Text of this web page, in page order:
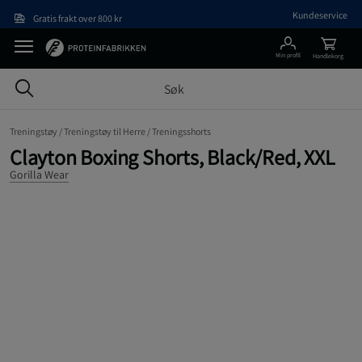
Gratis frakt over 800 kr Kundeservice
Min profil Handlekorg
Treningstøy /Treningstøy til Herre /Treningsshorts
Clayton Boxing Shorts, Black/Red, XXL
Gorilla Wear